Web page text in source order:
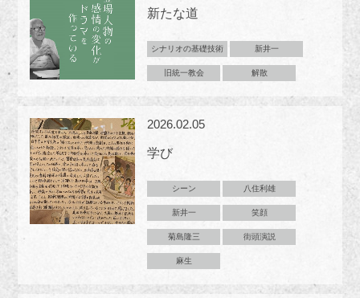
新たな道
シナリオの基礎技術 新井一
旧統一教会 解散
2026.02.05
学び
シーン 八住利雄
新井一 笑顔
菊島隆三 街頭演説
麻生